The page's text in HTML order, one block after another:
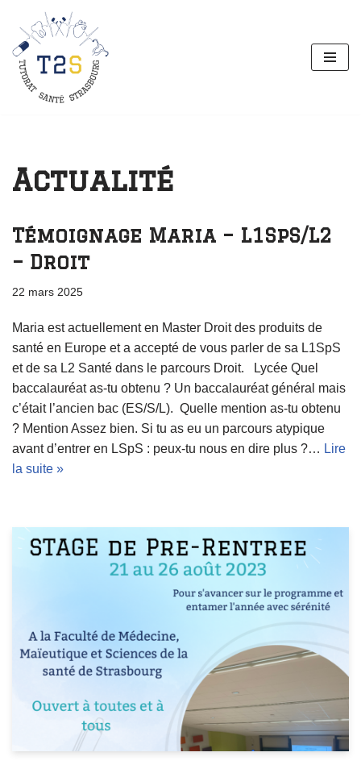
Aller
au
contenu
Actualité
Témoignage Maria – L1SpS/L2
– Droit
22 mars 2025
Maria est actuellement en Master Droit des produits de
santé en Europe et a accepté de vous parler de sa L1SpS
et de sa L2 Santé dans le parcours Droit. Lycée Quel
baccalauréat as-tu obtenu ? Un baccalauréat général mais
c’était l’ancien bac (ES/S/L). Quelle mention as-tu obtenu
? Mention Assez bien. Si tu as eu un parcours atypique
avant d’entrer en LSpS : peux-tu nous en dire plus ?… Lire
la suite »